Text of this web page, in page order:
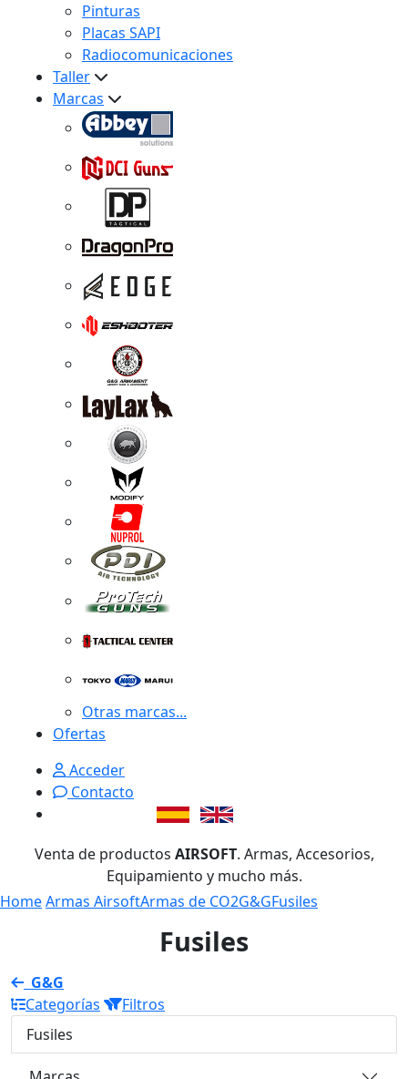
Pinturas
Placas SAPI
Radiocomunicaciones
Taller
Marcas
Otras marcas...
Ofertas
Acceder
Contacto
Venta de productos AIRSOFT. Armas, Accesorios,
Equipamiento y mucho más.
HomeArmas AirsoftArmas de CO2G&GFusiles
Fusiles
G&G
Categorías
Filtros
Fusiles